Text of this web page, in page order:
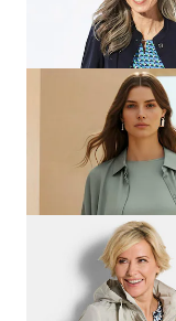
Blouson à col droit
139,00 CHF259,00 CHF
BETTY BARCLAY
62,98 CHF 139,95 CHF
Veste à capuche amovible